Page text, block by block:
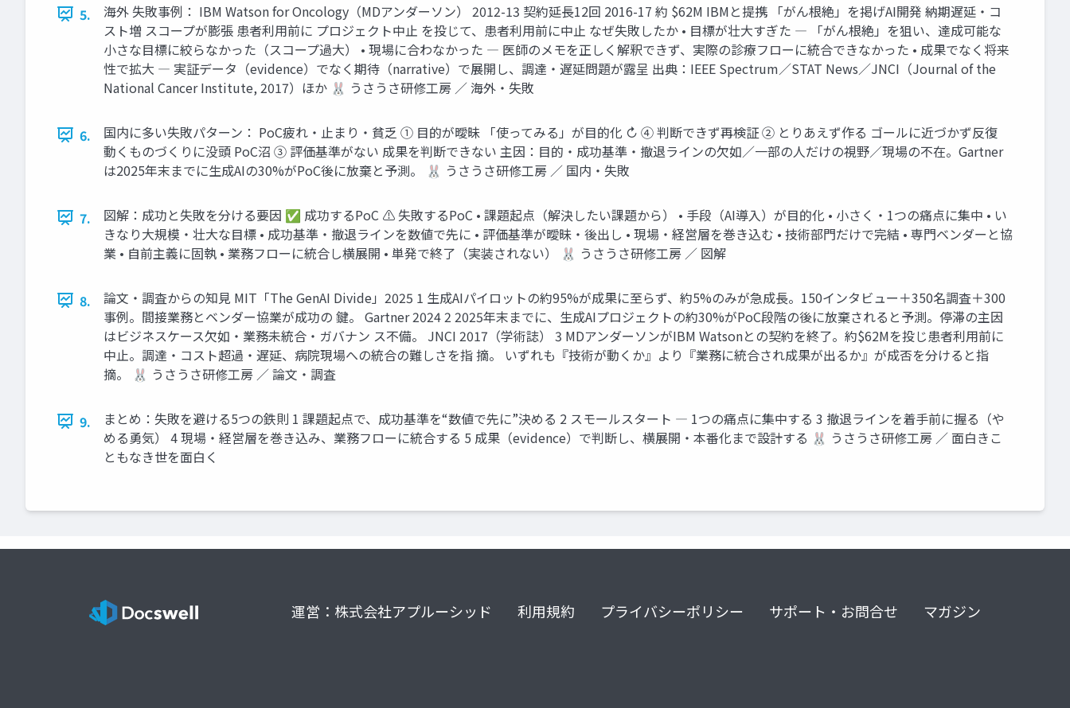
5.
海外 失敗事例： IBM Watson for Oncology（MDアンダーソン） 2012-13 契約延長12回 2016-17 約 $62M IBMと提携 「がん根絶」を掲げAI開発 納期遅延・コ
スト増 スコープが膨張 患者利用前に プロジェクト中止 を投じて、患者利用前に中止 なぜ失敗したか • 目標が壮大すぎた ― 「がん根絶」を狙い、達成可能な
小さな目標に絞らなかった（スコープ過大） • 現場に合わなかった ― 医師のメモを正しく解釈できず、実際の診療フローに統合できなかった • 成果でなく将来
性で拡大 ― 実証データ（evidence）でなく期待（narrative）で展開し、調達・遅延問題が露呈 出典：IEEE Spectrum／STAT News／JNCI（Journal of the
National Cancer Institute, 2017）ほか 🐰 うさうさ研修工房 ／ 海外・失敗
6.
国内に多い失敗パターン： PoC疲れ・止まり・貧乏 ① 目的が曖昧 「使ってみる」が目的化 ↻ ④ 判断できず再検証 ② とりあえず作る ゴールに近づかず反復
動くものづくりに没頭 PoC沼 ③ 評価基準がない 成果を判断できない 主因：目的・成功基準・撤退ラインの欠如／一部の人だけの視野／現場の不在。Gartner
は2025年末までに生成AIの30%がPoC後に放棄と予測。 🐰 うさうさ研修工房 ／ 国内・失敗
7.
図解：成功と失敗を分ける要因 ✅ 成功するPoC ⚠ 失敗するPoC • 課題起点（解決したい課題から） • 手段（AI導入）が目的化 • 小さく・1つの痛点に集中 • い
きなり大規模・壮大な目標 • 成功基準・撤退ラインを数値で先に • 評価基準が曖昧・後出し • 現場・経営層を巻き込む • 技術部門だけで完結 • 専門ベンダーと協
業 • 自前主義に固執 • 業務フローに統合し横展開 • 単発で終了（実装されない） 🐰 うさうさ研修工房 ／ 図解
8.
論文・調査からの知見 MIT「The GenAI Divide」2025 1 生成AIパイロットの約95%が成果に至らず、約5%のみが急成長。150インタビュー＋350名調査＋300
事例。間接業務とベンダー協業が成功の 鍵。 Gartner 2024 2 2025年末までに、生成AIプロジェクトの約30%がPoC段階の後に放棄されると予測。停滞の主因
はビジネスケース欠如・業務未統合・ガバナン ス不備。 JNCI 2017（学術誌） 3 MDアンダーソンがIBM Watsonとの契約を終了。約$62Mを投じ患者利用前に
中止。調達・コスト超過・遅延、病院現場への統合の難しさを指 摘。 いずれも『技術が動くか』より『業務に統合され成果が出るか』が成否を分けると指
摘。 🐰 うさうさ研修工房 ／ 論文・調査
9.
まとめ：失敗を避ける5つの鉄則 1 課題起点で、成功基準を“数値で先に”決める 2 スモールスタート ― 1つの痛点に集中する 3 撤退ラインを着手前に握る（や
める勇気） 4 現場・経営層を巻き込み、業務フローに統合する 5 成果（evidence）で判断し、横展開・本番化まで設計する 🐰 うさうさ研修工房 ／ 面白きこ
ともなき世を面白く
運営：株式会社アプルーシッド 利用規約 プライバシーポリシー サポート・お問合せ マガジン